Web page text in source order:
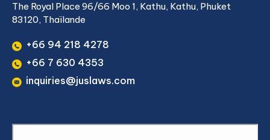
The Royal Place 96/66 Moo 1, Kathu, Kathu, Phuket
83120, Thaïlande
+66 94 218 4278
+66 7 630 4353
inquiries@juslaws.com